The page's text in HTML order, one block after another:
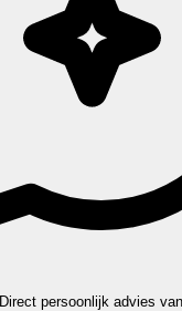
Direct persoonlijk advies